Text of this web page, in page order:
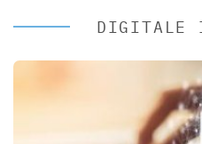
DIGITALE